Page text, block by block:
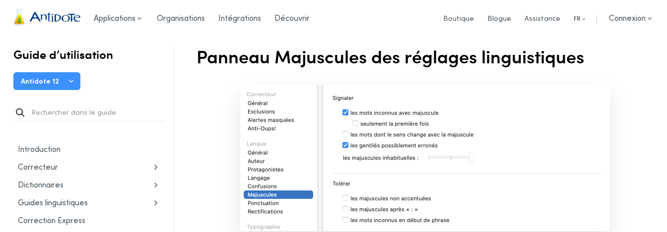
Antidote Applications Organisations Intégrations Découvrir Boutique Blogue Assistance FR Connexion
Guide d’utilisation / Réglages Réglages linguistiques Panneau Majuscules
Guide d’utilisation
Antidote 12
Introduction
Correcteur
Dictionnaires
Guides linguistiques
Correction Express
Panneau Majuscules des réglages linguistiques